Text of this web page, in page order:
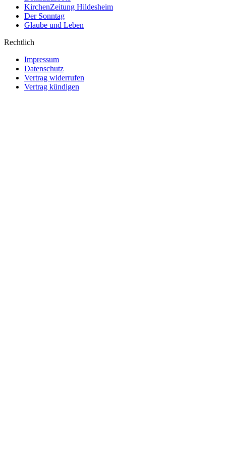
KirchenZeitung Hildesheim
Der Sonntag
Glaube und Leben
Rechtlich
Impressum
Datenschutz
Vertrag widerrufen
Vertrag kündigen